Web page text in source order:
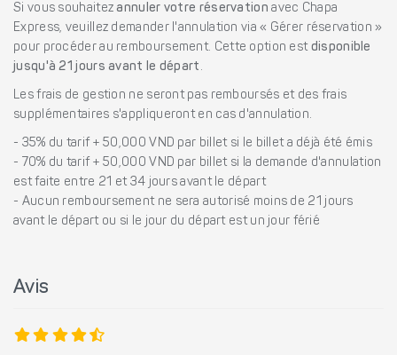
Si vous souhaitezannuler votre réservation avec Chapa
Express, veuillez demander l'annulation via « Gérer réservation »
pour procéder au remboursement. Cette option est disponible
jusqu'à 21 jours avant le départ .
Les frais de gestion ne seront pas remboursés et des frais
supplémentaires s'appliqueront en cas d'annulation.
- 35% du tarif + 50,000 VND par billet si le billet a déjà été émis
- 70% du tarif + 50,000 VND par billet si la demande d'annulation
est faite entre 21 et 34 jours avant le départ
- Aucun remboursement ne sera autorisé moins de 21 jours
avant le départ ou si le jour du départ est un jour férié
Avis